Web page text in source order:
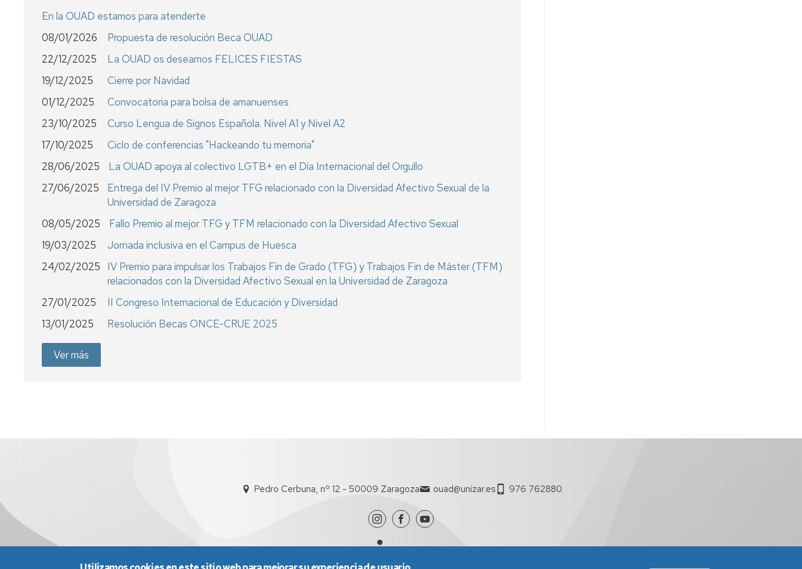
En la OUAD estamos para atenderte
08/01/2026
Propuesta de resolución Beca OUAD
22/12/2025
La OUAD os deseamos FELICES FIESTAS
19/12/2025
Cierre por Navidad
01/12/2025
Convocatoria para bolsa de amanuenses
23/10/2025
Curso Lengua de Signos Española. Nivel A1 y Nivel A2
17/10/2025
Ciclo de conferencias "Hackeando tu memoria"
28/06/2025
La OUAD apoya al colectivo LGTB+ en el Día Internacional del Orgullo
27/06/2025
Entrega del IV Premio al mejor TFG relacionado con la Diversidad Afectivo Sexual de la
Universidad de Zaragoza
08/05/2025
Fallo Premio al mejor TFG y TFM relacionado con la Diversidad Afectivo Sexual
19/03/2025
Jornada inclusiva en el Campus de Huesca
24/02/2025
IV Premio para impulsar los Trabajos Fin de Grado (TFG) y Trabajos Fin de Máster (TFM)
relacionados con la Diversidad Afectivo Sexual en la Universidad de Zaragoza
27/01/2025
II Congreso Internacional de Educación y Diversidad
13/01/2025
Resolución Becas ONCE-CRUE 2025
Ver más
Pedro Cerbuna, nº 12 - 50009 Zaragoza ouad@unizar.es 976 762880